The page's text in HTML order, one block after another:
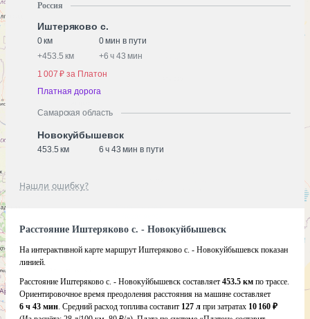
Россия
Иштеряково с.
0 км
0 мин в пути
+453.5 км +6 ч 43 мин
1 007 ₽ за Платон
Платная дорога
Самарская область
Новокуйбышевск
453.5 км 6 ч 43 мин в пути
Нашли ошибку?
Расстояние Иштеряково с. - Новокуйбышевск
На интерактивной карте маршрут Иштеряково с. - Новокуйбышевск показан
линией.
Расстояние Иштеряково с. - Новокуйбышевск составляет 453.5 км по трассе.
Ориентировочное время преодоления расстояния на машине составляет
6 ч 43 мин. Средний расход топлива составит 127 л при затратах 10 160 ₽